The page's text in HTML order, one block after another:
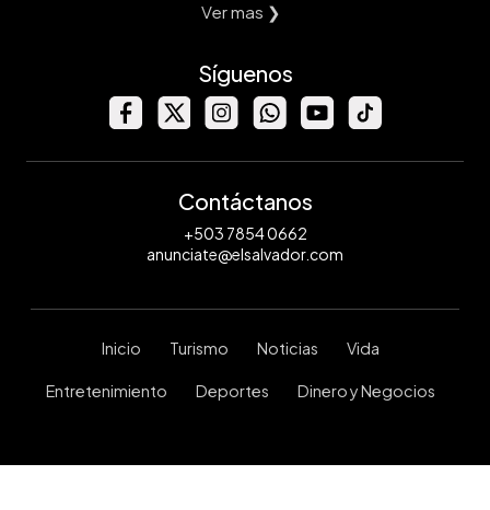
Ver mas ❯
Síguenos
Contáctanos
+503 7854 0662
anunciate@elsalvador.com
Inicio Turismo Noticias Vida
Entretenimiento Deportes Dinero y Negocios